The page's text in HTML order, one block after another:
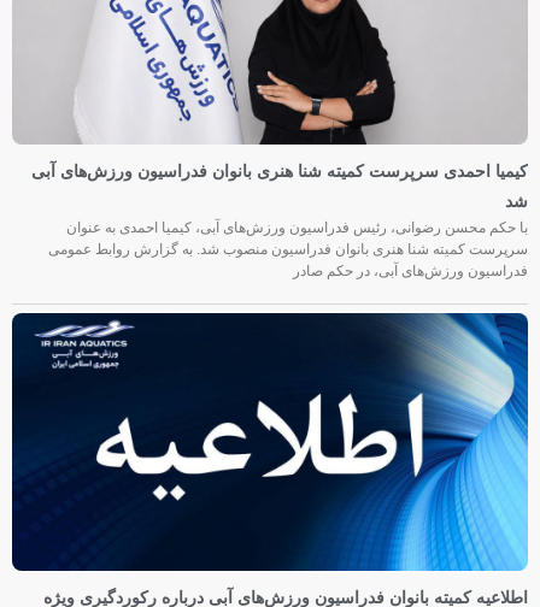
کیمیا احمدی سرپرست کمیته شنا هنری بانوان فدراسیون ورزش‌های آبی
شد
با حکم محسن رضوانی، رئیس فدراسیون ورزش‌های آبی، کیمیا احمدی به عنوان
سرپرست کمیته شنا هنری بانوان فدراسیون منصوب شد. به گزارش روابط عمومی
فدراسیون ورزش‌های آبی، در حکم صادر
اطلاعیه کمیته بانوان فدراسیون ورزش‌های آبی درباره رکوردگیری ویژه